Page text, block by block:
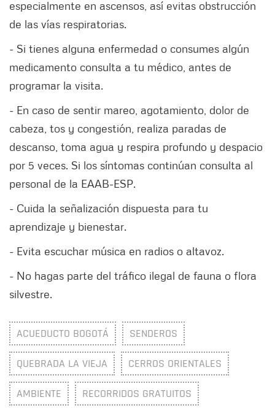
especialmente en ascensos, así evitas obstrucción
de las vías respiratorias.
- Si tienes alguna enfermedad o consumes algún
medicamento consulta a tu médico, antes de
programar la visita.
- En caso de sentir mareo, agotamiento, dolor de
cabeza, tos y congestión, realiza paradas de
descanso, toma agua y respira profundo y despacio
por 5 veces. Si los síntomas continúan consulta al
personal de la EAAB-ESP.
- Cuida la señalización dispuesta para tu
aprendizaje y bienestar.
- Evita escuchar música en radios o altavoz.
- No hagas parte del tráfico ilegal de fauna o flora
silvestre.
ACUEDUCTO BOGOTÁ SENDEROS
QUEBRADA LA VIEJA CERROS ORIENTALES
AMBIENTE RECORRIDOS GRATUITOS